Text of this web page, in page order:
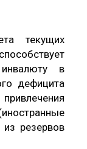
текущих
в
дефицита
резервов